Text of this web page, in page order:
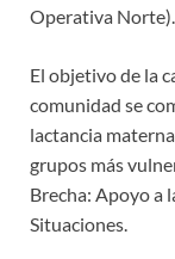
Operativa Norte).
El objetivo de la
comunidad se
lactancia
grupos más
Brecha: Apoyo a
Situaciones.